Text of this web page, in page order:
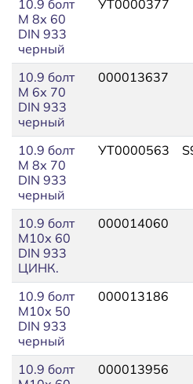
10.9 болт
М 8х 60
DIN 933
черный
УТ0000377
10.9 болт
М 6х 70
DIN 933
черный
000013637
10.9 болт
М 8х 70
DIN 933
черный
УТ0000563
10.9 болт
М10х 60
DIN 933
ЦИНК.
000014060
10.9 болт
М10х 50
DIN 933
черный
000013186
10.9 болт
000013956